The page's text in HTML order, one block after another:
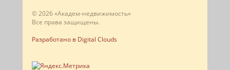
© 2026 «Академ-недвижимость»
Все права защищены.
Разработано в Digital Clouds